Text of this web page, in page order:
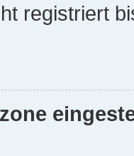
registriert